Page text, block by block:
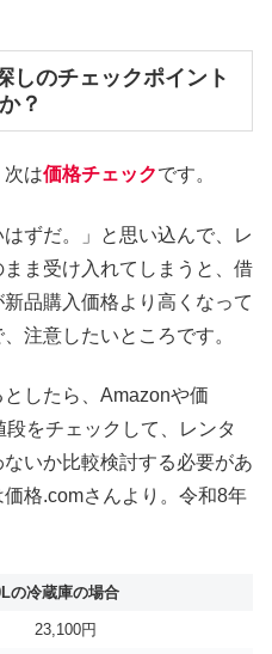
しのチェックポイント
？
は価格チェックです。
ずだ。」と思い込んで、レ
ま受け入れてしまうと、借
品購入価格より高くなって
注意したいところです。
したら、Amazonや価
をチェックして、レンタ
いか比較検討する必要があ
格.comさんより。令和8年
の冷蔵庫の場合
23,100円